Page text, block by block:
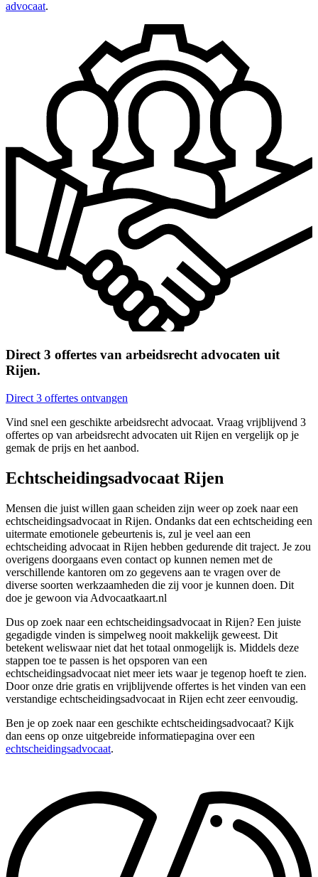
advocaat.
Direct 3 offertes van arbeidsrecht advocaten uit
Rijen.
Direct 3 offertes ontvangen
Vind snel een geschikte arbeidsrecht advocaat. Vraag vrijblijvend 3
offertes op van arbeidsrecht advocaten uit Rijen en vergelijk op je
gemak de prijs en het aanbod.
Echtscheidingsadvocaat Rijen
Mensen die juist willen gaan scheiden zijn weer op zoek naar een
echtscheidingsadvocaat in Rijen. Ondanks dat een echtscheiding een
uitermate emotionele gebeurtenis is, zul je veel aan een
echtscheiding advocaat in Rijen hebben gedurende dit traject. Je zou
overigens doorgaans even contact op kunnen nemen met de
verschillende kantoren om zo gegevens aan te vragen over de
diverse soorten werkzaamheden die zij voor je kunnen doen. Dit
doe je gewoon via Advocaatkaart.nl
Dus op zoek naar een echtscheidingsadvocaat in Rijen? Een juiste
gegadigde vinden is simpelweg nooit makkelijk geweest. Dit
betekent weliswaar niet dat het totaal onmogelijk is. Middels deze
stappen toe te passen is het opsporen van een
echtscheidingsadvocaat niet meer iets waar je tegenop hoeft te zien.
Door onze drie gratis en vrijblijvende offertes is het vinden van een
verstandige echtscheidingsadvocaat in Rijen echt zeer eenvoudig.
Ben je op zoek naar een geschikte echtscheidingsadvocaat? Kijk
dan eens op onze uitgebreide informatiepagina over een
echtscheidingsadvocaat.